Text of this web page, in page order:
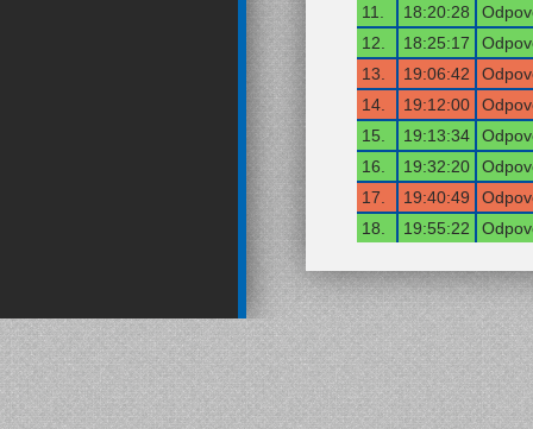
11.
18:20:28
12.
18:25:17
13.
19:06:42
14.
19:12:00
15.
19:13:34
16.
19:32:20
17.
19:40:49
18.
19:55:22